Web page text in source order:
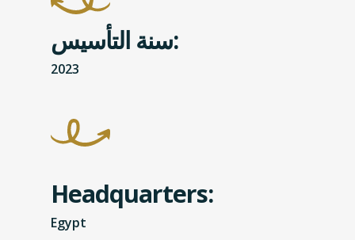
سنة التأسيس:
2023
Headquarters:
Egypt